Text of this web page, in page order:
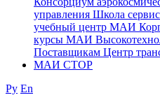
управления Школа
учебный центр МАИ
курсы МАИ
Поставщикам Центр
МАИ СТОР
Ру En